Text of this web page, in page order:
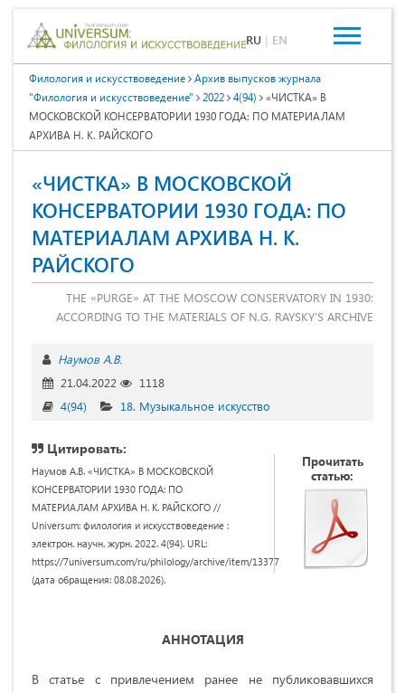
RU | EN
Филология и искусствоведение
Архив выпусков журнала
"Филология и искусствоведение"
2022 4(94)
«ЧИСТКА» В
МОСКОВСКОЙ КОНСЕРВАТОРИИ 1930 ГОДА: ПО МАТЕРИАЛАМ
АРХИВА Н. К. РАЙСКОГО
«ЧИСТКА» В МОСКОВСКОЙ
КОНСЕРВАТОРИИ 1930 ГОДА: ПО
МАТЕРИАЛАМ АРХИВА Н. К.
РАЙСКОГО
THE «PURGE» AT THE MOSCOW CONSERVATORY IN 1930:
ACCORDING TO THE MATERIALS OF N.G. RAYSKY’S ARCHIVE
Наумов А.В.
21.04.2022
1118
4(94)
18. Музыкальное искусство
Цитировать:
Наумов А.В. «ЧИСТКА» В МОСКОВСКОЙ
КОНСЕРВАТОРИИ 1930 ГОДА: ПО
МАТЕРИАЛАМ АРХИВА Н. К. РАЙСКОГО //
Universum: филология и искусствоведение :
электрон. научн. журн. 2022. 4(94). URL:
https://7universum.com/ru/philology/archive/item/13377
(дата обращения: 08.08.2026).
Прочитать
статью:
АННОТАЦИЯ
В статье с привлечением ранее не публиковавшихся